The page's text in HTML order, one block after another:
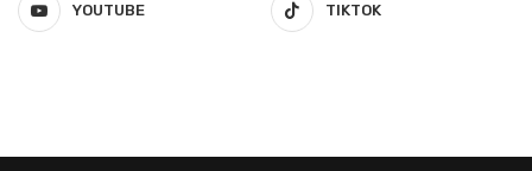
YOUTUBE TIKTOK